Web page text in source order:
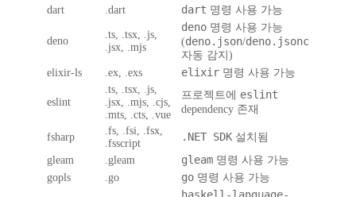
dart
.dart dart 명령 사용 가능
deno
.ts, .tsx, .js,
.jsx, .mjs
deno 명령 사용 가능
(deno.json/deno.jsonc
자동 감지)
elixir-ls
.ex, .exs elixir 명령 사용 가능
eslint
.ts, .tsx, .js,
.jsx, .mjs, .cjs,
.mts, .cts, .vue
프로젝트에 eslint
dependency 존재
fsharp
.fs, .fsi, .fsx,
.fsscript
.NET SDK 설치됨
gleam
.gleam gleam 명령 사용 가능
gopls
.go go 명령 사용 가능